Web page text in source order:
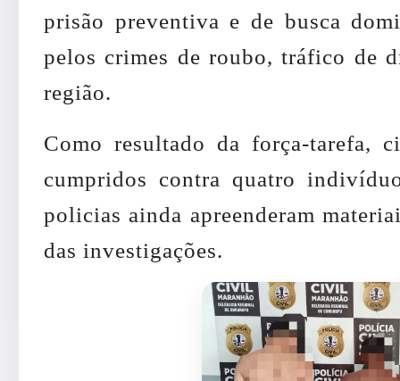
prisão preventiva e de busca
pelos crimes de roubo, tráfico de
região.
Como resultado da força-tarefa,
cumpridos contra quatro
policias ainda apreenderam
das investigações.